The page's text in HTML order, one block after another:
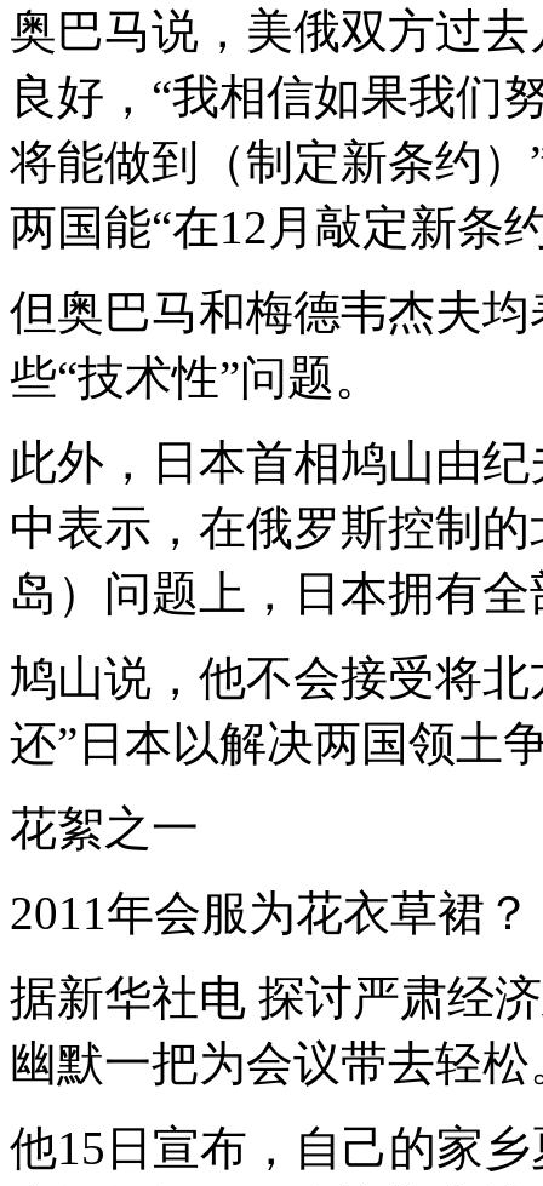
奥巴马说，美俄双方过
良好，“我相信如果我们
将能做到（制定新条约
两国能“在12月敲定新条
但奥巴马和梅德韦杰夫
些“技术性”问题。
此外，日本首相鸠山由
中表示，在俄罗斯控制
岛）问题上，日本拥有
鸠山说，他不会接受将
还”日本以解决两国领土
花絮之一
2011年会服为花衣草裙？
据新华社电 探讨严肃经
幽默一把为会议带去轻松
他15日宣布，自己的家